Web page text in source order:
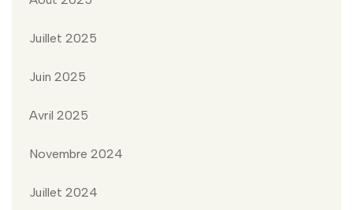
Juillet 2025
Juin 2025
Avril 2025
Novembre 2024
Juillet 2024